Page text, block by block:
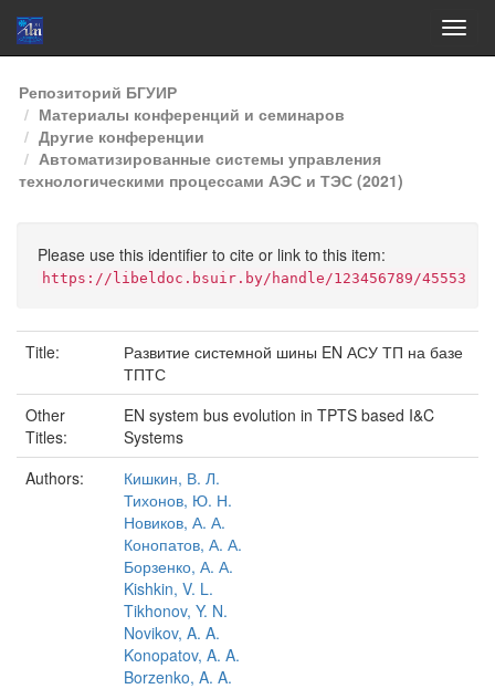
Skip
navigation
Репозиторий БГУИР
Материалы конференций и семинаров
Другие конференции
Автоматизированные системы управления
технологическими процессами АЭС и ТЭС (2021)
Please use this identifier to cite or link to this item:
https://libeldoc.bsuir.by/handle/123456789/45553
Title:
Развитие системной шины EN АСУ ТП на базе
ТПТС
Other
Titles:
EN system bus evolution in TPTS based I&C
Systems
Authors:
Кишкин, В. Л.
Тихонов, Ю. Н.
Новиков, А. А.
Конопатов, А. А.
Борзенко, А. А.
Kishkin, V. L.
Tikhonov, Y. N.
Novikov, A. A.
Konopatov, A. A.
Borzenko, A. A.